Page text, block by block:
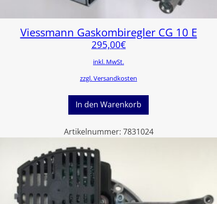
Viessmann Gaskombiregler CG 10 E
295,00€
inkl. MwSt.
zzgl. Versandkosten
In den Warenkorb
Artikelnummer: 7831024